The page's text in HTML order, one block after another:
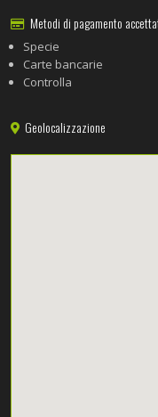
Metodi di pagamento
Specie
Carte bancarie
Controlla
Geolocalizzazione